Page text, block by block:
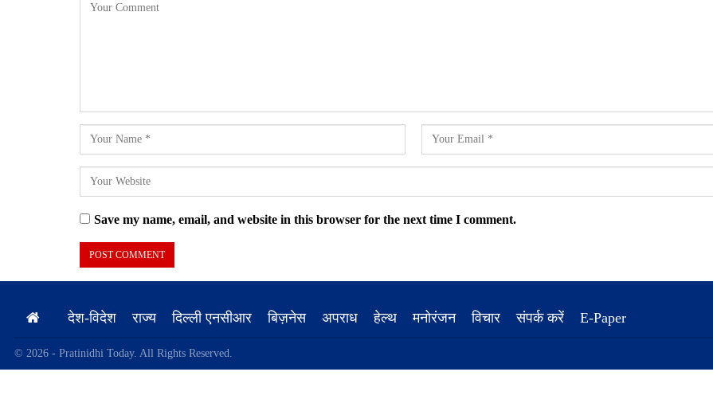
Save my name, email, and website in this browser for the next time I comment.
देश-विदेश राज्य दिल्ली एनसीआर बिज़नेस अपराध हेल्थ मनोरंजन विचार संपर्क करें E-Paper
© 2026 - Pratinidhi Today. All Rights Reserved.